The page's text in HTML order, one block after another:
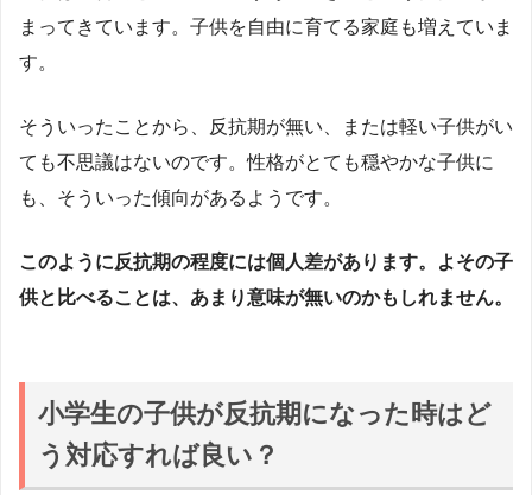
まってきています。子供を自由に育てる家庭も増えていま
す。
そういったことから、反抗期が無い、または軽い子供がい
ても不思議はないのです。性格がとても穏やかな子供に
も、そういった傾向があるようです。
このように反抗期の程度には個人差があります。よその子
供と比べることは、あまり意味が無いのかもしれません。
小学生の子供が反抗期になった時はど
う対応すれば良い？